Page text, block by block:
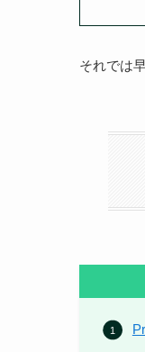
それでは